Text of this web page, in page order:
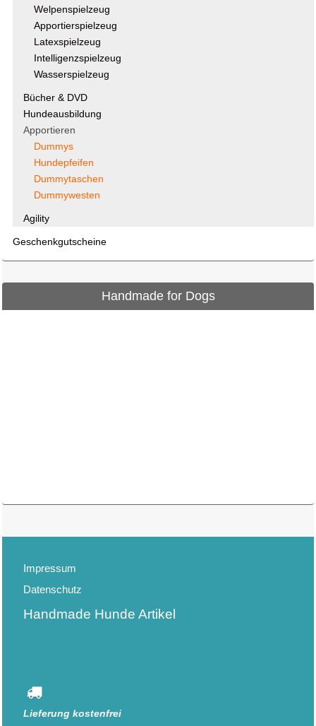
Welpenspielzeug
Apportierspielzeug
Latexspielzeug
Intelligenzspielzeug
Wasserspielzeug
Bücher & DVD
Hundeausbildung
Apportieren
Dummys
Hundepfeifen
Dummytaschen
Dummywesten
Agility
Geschenkgutscheine
Handmade for Dogs
Impressum
Datenschutz
Handmade Hunde Artikel
Lieferung kostenfrei